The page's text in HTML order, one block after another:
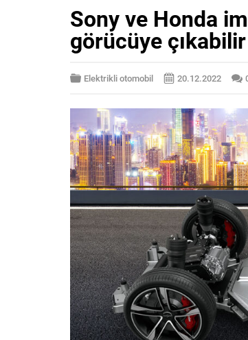
Sony ve Honda
görücüye çıkabilir
Elektrikli otomobil 20.12.2022